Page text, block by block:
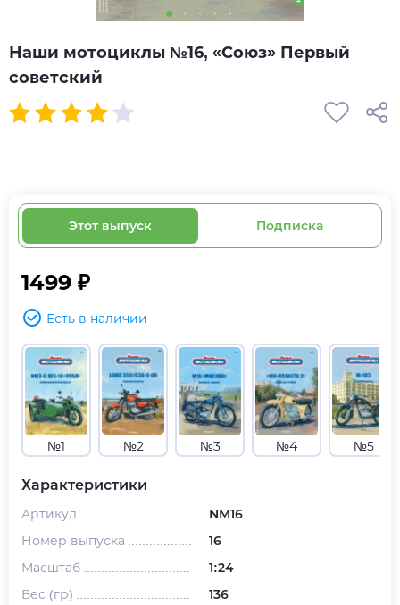
Наши мотоциклы №16, «Союз» Первый
советский
Этот выпуск Подписка
1499 ₽
Есть в наличии
№1 №2 №3 №4 №5
Характеристики
Артикул
NM16
Номер выпуска
16
Масштаб
1:24
Вес (гр)
136